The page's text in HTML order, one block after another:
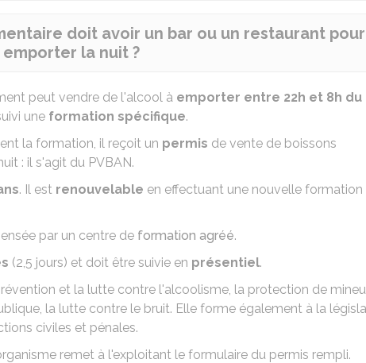
doit avoir un bar ou un restaurant pour
la nuit ?
peut vendre de l'alcool à emporter entre 22h et 8h du
une formation spécifique.
la formation, il reçoit un permis de vente de boissons
: il s'agit du PVBAN.
. Il est renouvelable en effectuant une nouvelle formation
par un centre de formation agréé.
(2,5 jours) et doit être suivie en présentiel.
et la lutte contre l'alcoolisme, la protection de
la lutte contre le bruit. Elle forme également à la
civiles et pénales.
remet à l'exploitant le formulaire du permis rempli.